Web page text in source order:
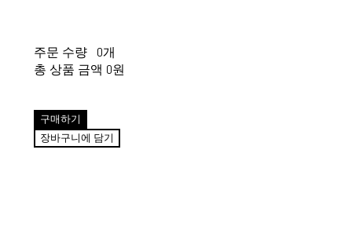
주문 수량
0개
총 상품 금액 0원
구매하기
장바구니에 담기